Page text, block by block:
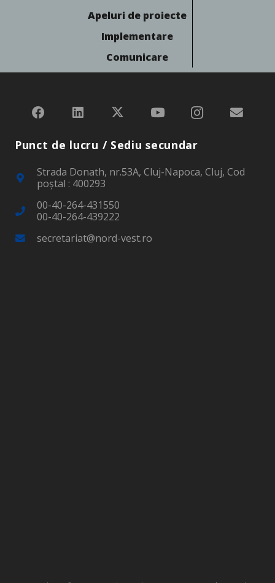
Apeluri de proiecte
Implementare
Comunicare
Punct de lucru / Sediu secundar
Strada Donath, nr.53A, Cluj-Napoca, Cluj, Cod
poştal : 400293
00-40-264-431550
00-40-264-439222
secretariat@nord-vest.ro